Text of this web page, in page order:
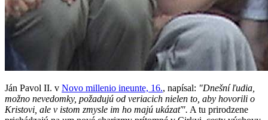
Ján Pavol II. v Novo millenio ineunte, 16., napísal: "Dnešní ľudia,
možno nevedomky, požadujú od veriacich nielen to, aby hovorili o
Kristovi, ale v istom zmysle im ho majú ukázať". A tu prirodzene